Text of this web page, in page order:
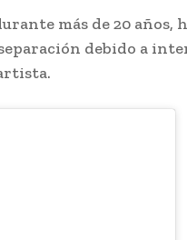
más de 20 años,
debido a